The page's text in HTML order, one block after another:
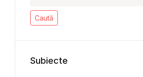
Caută
Subiecte